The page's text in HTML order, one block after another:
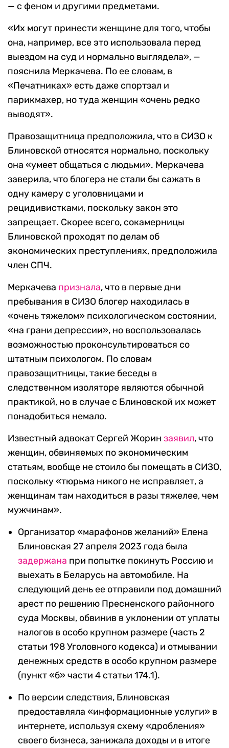
— с феном и другими предметами.
«Их могут принести женщине для того, чтобы
она, например, все это использовала перед
выездом на суд и нормально выглядела», —
пояснила Меркачева. По ее словам, в
«Печатниках» есть даже спортзал и
парикмахер, но туда женщин «очень редко
выводят».
Правозащитница предположила, что в СИЗО к
Блиновской относятся нормально, поскольку
она «умеет общаться с людьми». Меркачева
заверила, что блогера не стали бы сажать в
одну камеру с уголовницами и
рецидивистками, поскольку закон это
запрещает. Скорее всего, сокамерницы
Блиновской проходят по делам об
экономических преступлениях, предположила
член СПЧ.
Меркачева признала, что в первые дни
пребывания в СИЗО блогер находилась в
«очень тяжелом» психологическом состоянии,
«на грани депрессии», но воспользовалась
возможностью проконсультироваться со
штатным психологом. По словам
правозащитницы, такие беседы в
следственном изоляторе являются обычной
практикой, но в случае с Блиновской их может
понадобиться немало.
Известный адвокат Сергей Жорин заявил, что
женщин, обвиняемых по экономическим
статьям, вообще не стоило бы помещать в СИЗО,
поскольку «тюрьма никого не исправляет, а
женщинам там находиться в разы тяжелее, чем
мужчинам».
Организатор «марафонов желаний» Елена
Блиновская 27 апреля 2023 года была
задержана при попытке покинуть Россию и
выехать в Беларусь на автомобиле. На
следующий день ее отправили под домашний
арест по решению Пресненского районного
суда Москвы, обвинив в уклонении от уплаты
налогов в особо крупном размере (часть 2
статьи 198 Уголовного кодекса) и отмывании
денежных средств в особо крупном размере
(пункт «б» части 4 статьи 174.1).
По версии следствия, Блиновская
предоставляла «информационные услуги» в
интернете, используя схему «дробления»
своего бизнеса, занижала доходы и в итоге